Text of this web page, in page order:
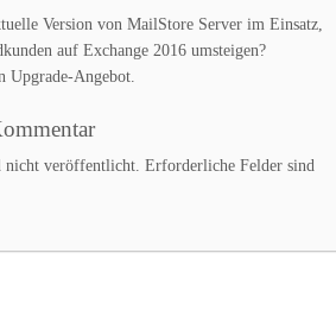
Version von MailStore Server im Einsatz,
auf Exchange 2016 umsteigen?
Upgrade-Angebot.
nicht veröffentlicht. Erforderliche Felder sind